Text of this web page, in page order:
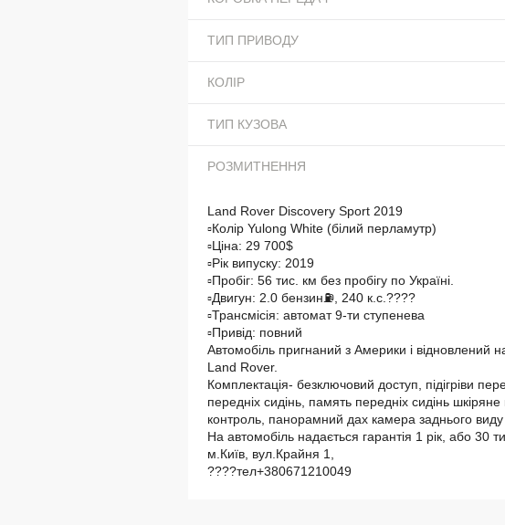
ТИП ПРИВОДУ
КОЛІР
ТИП КУЗОВА
РОЗМИТНЕННЯ
Land Rover Discovery Sport 2019
▫️Колір Yulong White (білий перламутр)
▫️Ціна: 29 700$
▫️Рік випуску: 2019
▫️Пробіг: 56 тис. км без пробігу по Україні.
▫️Двигун: 2.0 бензин⛽️, 240 к.с.????
▫️Трансмісія: автомат 9-ти ступенева
▫️Привід: повний
Автомобіль пригнаний з Америки і відновлений
Land Rover.
Комплектація- безключовий доступ, підігріви
передніх сидінь, память передніх сидінь
контроль, панорамний дах камера заднього виду
На автомобіль надається гарантія 1 рік, або 30
м.Київ, вул.Крайня 1,
????тел+380671210049